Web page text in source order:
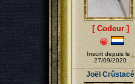
[ Codeur ]
Inscrit depuis le :
27/09/2020
Joël Crûstacé